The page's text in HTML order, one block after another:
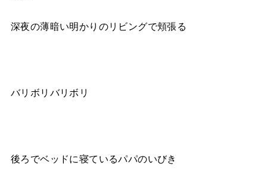
深夜の薄暗い明かりのリビングで頬張る
バリボリバリボリ
後ろでベッドに寝ているパパのいびき